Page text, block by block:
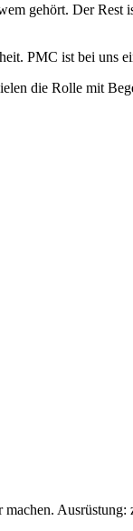
gehört. Der Rest
PMC ist bei uns
die Rolle mit